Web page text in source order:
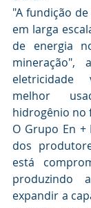
"A fundição
em larga
de energia
mineração",
melhor
hidrogênio no
O Grupo En +
dos
está
produzindo
expandir a